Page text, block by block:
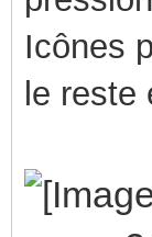
Icônes
le reste